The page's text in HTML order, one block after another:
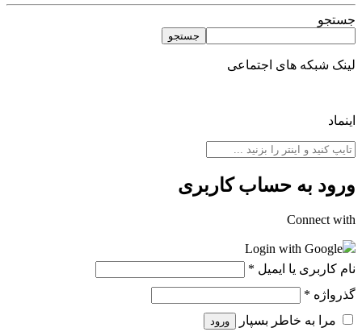
جستجو
جستجو
لینک شبکه های اجتماعی
اینماد
ورود به حساب کاربری
Connect with
Login with Google
نام کاربری یا ایمیل *
گذرواژه *
مرا به خاطر بسپار
ورود